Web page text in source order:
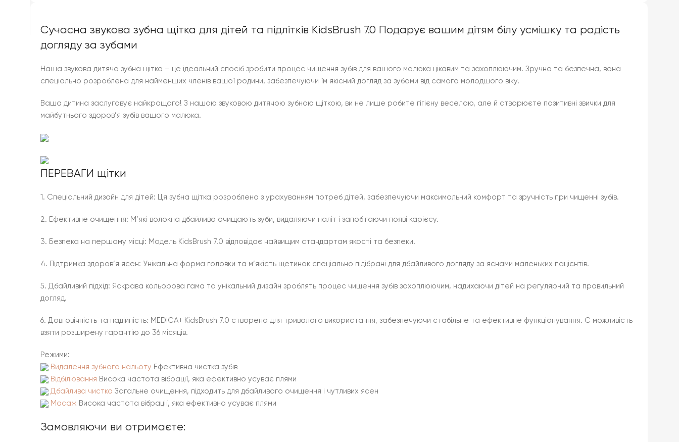
Сучасна звукова зубна щітка для дітей та підлітків KidsBrush 7.0 Подарує вашим дітям білу усмішку та радість
догляду за зубами
Наша звукова дитяча зубна щітка – це ідеальний спосіб зробити процес чищення зубів для вашого малюка цікавим та захоплюючим. Зручна та безпечна, вона
спеціально розроблена для найменших членів вашої родини, забезпечуючи їм якісний догляд за зубами від самого молодшого віку.
Ваша дитина заслуговує найкращого! З нашою звуковою дитячою зубною щіткою, ви не лише робите гігієну веселою, але й створюєте позитивні звички для
майбутнього здоров’я зубів вашого малюка.
ПЕРЕВАГИ щітки
1. Спеціальний дизайн для дітей: Ця зубна щітка розроблена з урахуванням потреб дітей, забезпечуючи максимальний комфорт та зручність при чищенні зубів.
2. Ефективне очищення: М’які волокна дбайливо очищають зуби, видаляючи наліт і запобігаючи появі карієсу.
3. Безпека на першому місці: Модель KidsBrush 7.0 відповідає найвищим стандартам якості та безпеки.
4. Підтримка здоров’я ясен: Унікальна форма головки та м’якість щетинок спеціально підібрані для дбайливого догляду за яснами маленьких пацієнтів.
5. Дбайливий підхід: Яскрава кольорова гама та унікальний дизайн зроблять процес чищення зубів захоплюючим, надихаючи дітей на регулярний та правильний
догляд.
6. Довговічність та надійність: MEDICA+ KidsBrush 7.0 створена для тривалого використання, забезпечуючи стабільне та ефективне функціонування. Є можливість
взяти розширену гарантію до 36 місяців.
Режими:
Видалення зубного нальоту Ефективна чистка зубів
Відбілювання Висока частота вібрації, яка ефективно усуває плями
Дбайлива чистка Загальне очищення, підходить для дбайливого очищення і чутливих ясен
Масаж Висока частота вібрації, яка ефективно усуває плями
Замовляючи ви отримаєте: